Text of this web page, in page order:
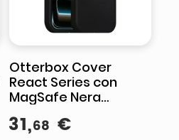
Otterbox Cover
React Series con
MagSafe Nera
Ultrasottile Antiurto
per iPhone 17
31,68 €